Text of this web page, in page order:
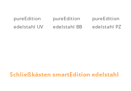
pureEdition
edelstahl UV
pureEdition
edelstahl BB
pureEdition
edelstahl PZ
Schließkästen smartEdition edelstahl